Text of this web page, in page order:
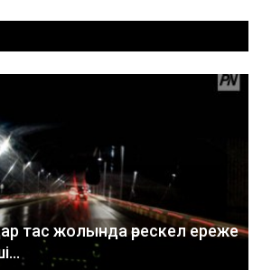
тас жолында өрескел ереже